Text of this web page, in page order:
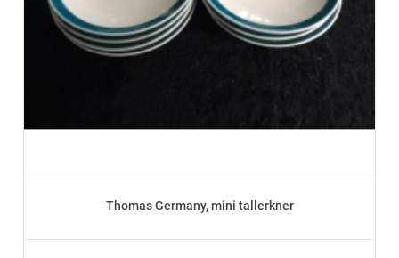
Thomas Germany, mini tallerkner